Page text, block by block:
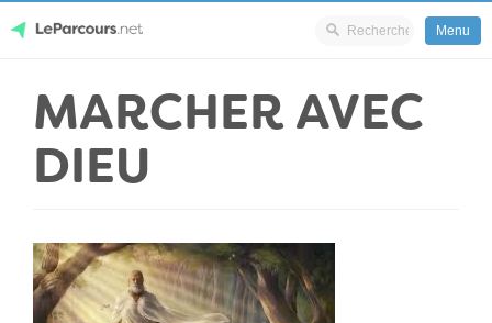
content
LeParcours.net
Menu
MARCHER AVEC
DIEU